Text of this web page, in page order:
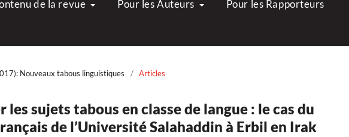
de la revue Pour les Auteurs Pour les Rapporteurs
Nouveaux tabous linguistiques / Articles
sujets tabous en classe de langue : le cas du
de l’Université Salahaddin à Erbil en Irak